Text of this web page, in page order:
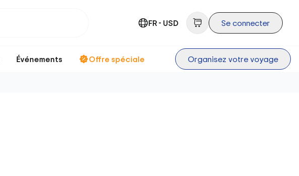
FR - USD Se connecter
Événements Offre spéciale Organisez votre voyage